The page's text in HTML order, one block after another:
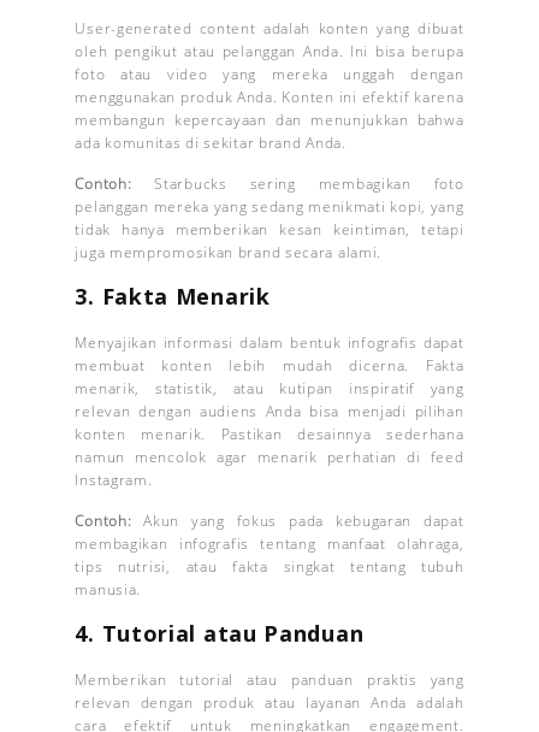
User-generated content adalah konten yang dibuat
oleh pengikut atau pelanggan Anda. Ini bisa berupa
foto atau video yang mereka unggah dengan
menggunakan produk Anda. Konten ini efektif karena
membangun kepercayaan dan menunjukkan bahwa
ada komunitas di sekitar brand Anda.
Contoh: Starbucks sering membagikan foto
pelanggan mereka yang sedang menikmati kopi, yang
tidak hanya memberikan kesan keintiman, tetapi
juga mempromosikan brand secara alami.
3. Fakta Menarik
Menyajikan informasi dalam bentuk infografis dapat
membuat konten lebih mudah dicerna. Fakta
menarik, statistik, atau kutipan inspiratif yang
relevan dengan audiens Anda bisa menjadi pilihan
konten menarik. Pastikan desainnya sederhana
namun mencolok agar menarik perhatian di feed
Instagram.
Contoh: Akun yang fokus pada kebugaran dapat
membagikan infografis tentang manfaat olahraga,
tips nutrisi, atau fakta singkat tentang tubuh
manusia.
4. Tutorial atau Panduan
Memberikan tutorial atau panduan praktis yang
relevan dengan produk atau layanan Anda adalah
cara efektif untuk meningkatkan engagement.